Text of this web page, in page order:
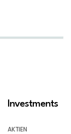
Investments
AKTIEN